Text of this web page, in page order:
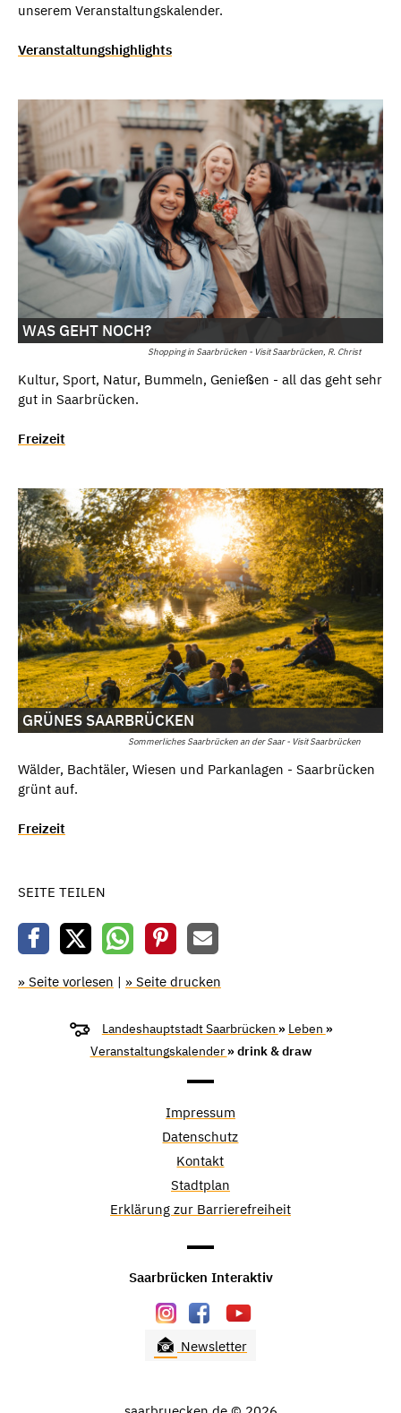
unserem Veranstaltungskalender.
Veranstaltungshighlights
Shopping in Saarbrücken - Visit Saarbrücken, R. Christ
WAS GEHT NOCH?
Kultur, Sport, Natur, Bummeln, Genießen - all das geht sehr
gut in Saarbrücken.
Freizeit
Sommerliches Saarbrücken an der Saar - Visit Saarbrücken
GRÜNES SAARBRÜCKEN
Wälder, Bachtäler, Wiesen und Parkanlagen - Saarbrücken
grünt auf.
Freizeit
SEITE TEILEN
» Seite vorlesen | » Seite drucken
Landeshauptstadt Saarbrücken » Leben »
Veranstaltungskalender » drink & draw
Impressum
Datenschutz
Kontakt
Stadtplan
Erklärung zur Barrierefreiheit
Saarbrücken Interaktiv
Newsletter